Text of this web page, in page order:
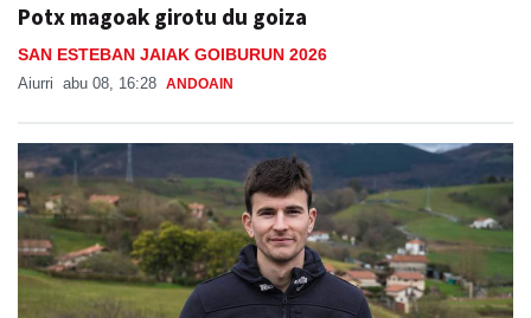
Potx magoak girotu du goiza
SAN ESTEBAN JAIAK GOIBURUN 2026
Aiurri abu 08, 16:28 ANDOAIN